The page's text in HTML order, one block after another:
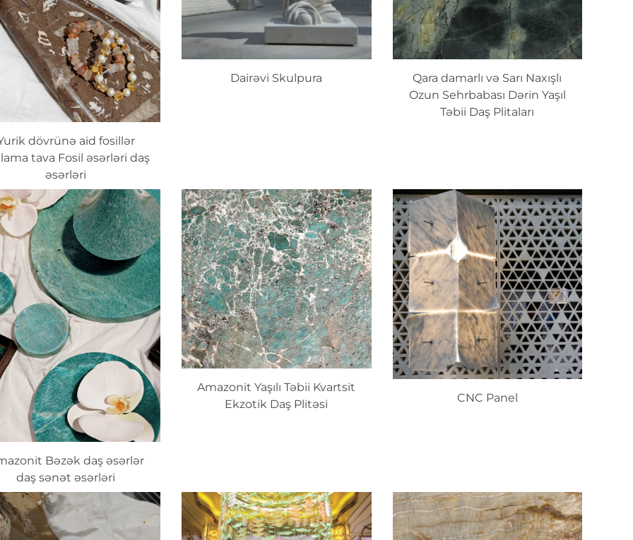
dövrünə aid fosillər
tava Fosil əsərləri daş
əsərləri
Dairəvi Skulpura
Qara damarlı və Sarı Naxışlı
Ozun Sehrbabası Dərin Yaşıl
Təbii Daş Plitaları
Bəzək daş əsərlər
daş sənət əsərləri
Amazonit Yaşılı Təbii Kvartsit
Ekzotik Daş Plitəsi
CNC Panel